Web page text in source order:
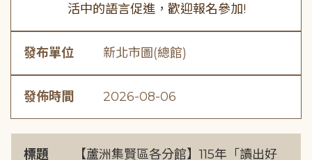
活中的語言促進，歡迎報名參加!
發布單位 新北市圖(總館)
發佈時間 2026-08-06
標題
【蘆洲集賢區各分館】115年「讀出好